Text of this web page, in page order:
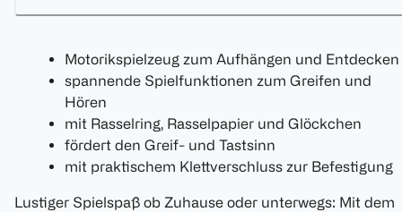
Motorikspielzeug zum Aufhängen und Entdecken
spannende Spielfunktionen zum Greifen und
Hören
mit Rasselring, Rasselpapier und Glöckchen
fördert den Greif- und Tastsinn
mit praktischem Klettverschluss zur Befestigung
Lustiger Spielspaß ob Zuhause oder unterwegs: Mit dem